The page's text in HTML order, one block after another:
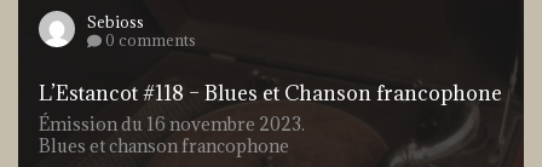
Sebioss
0 comments
L’Estancot #118 – Blues et Chanson francophone
Émission du 16 novembre 2023.
Blues et chanson francophone